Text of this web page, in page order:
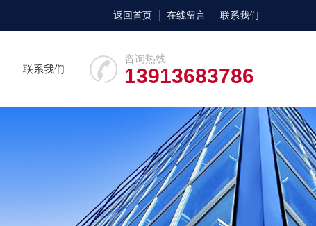
返回首页 在线留言 联系我们
咨询热线
13913683786
联系我们